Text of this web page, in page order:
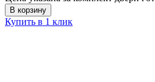
В корзину
Купить в 1 клик